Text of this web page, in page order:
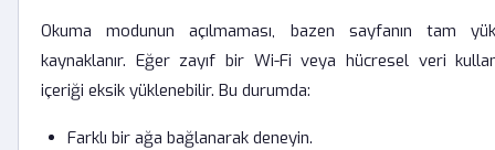
Okuma modunun açılmaması, bazen sayfanın tam
kaynaklanır. Eğer zayıf bir Wi-Fi veya hücresel veri
içeriği eksik yüklenebilir. Bu durumda:
Farklı bir ağa bağlanarak deneyin.